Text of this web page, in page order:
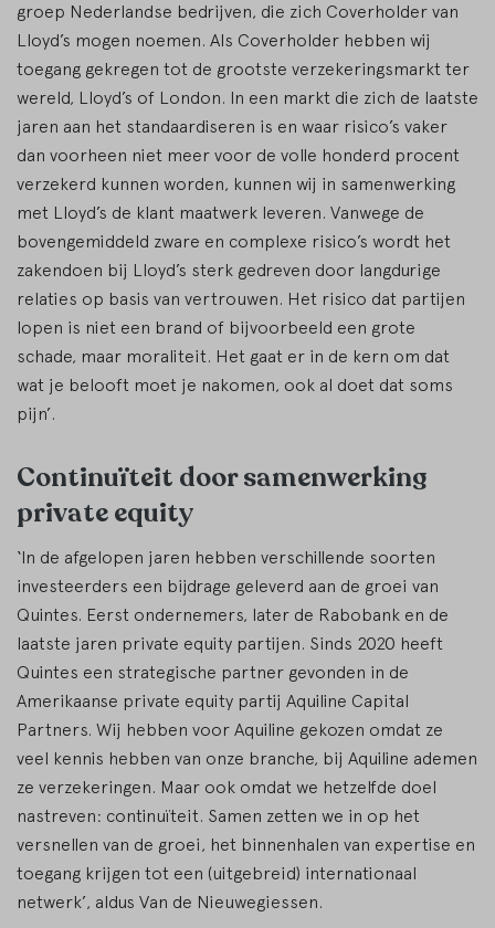
groep Nederlandse bedrijven, die zich Coverholder van
Lloyd’s mogen noemen. Als Coverholder hebben wij
toegang gekregen tot de grootste verzekeringsmarkt ter
wereld, Lloyd’s of London. In een markt die zich de laatste
jaren aan het standaardiseren is en waar risico’s vaker
dan voorheen niet meer voor de volle honderd procent
verzekerd kunnen worden, kunnen wij in samenwerking
met Lloyd’s de klant maatwerk leveren. Vanwege de
bovengemiddeld zware en complexe risico’s wordt het
zakendoen bij Lloyd’s sterk gedreven door langdurige
relaties op basis van vertrouwen. Het risico dat partijen
lopen is niet een brand of bijvoorbeeld een grote
schade, maar moraliteit. Het gaat er in de kern om dat
wat je belooft moet je nakomen, ook al doet dat soms
pijn’.
Continuïteit door samenwerking
private equity
‘In de afgelopen jaren hebben verschillende soorten
investeerders een bijdrage geleverd aan de groei van
Quintes. Eerst ondernemers, later de Rabobank en de
laatste jaren private equity partijen. Sinds 2020 heeft
Quintes een strategische partner gevonden in de
Amerikaanse private equity partij Aquiline Capital
Partners. Wij hebben voor Aquiline gekozen omdat ze
veel kennis hebben van onze branche, bij Aquiline ademen
ze verzekeringen. Maar ook omdat we hetzelfde doel
nastreven: continuïteit. Samen zetten we in op het
versnellen van de groei, het binnenhalen van expertise en
toegang krijgen tot een (uitgebreid) internationaal
netwerk’, aldus Van de Nieuwegiessen.